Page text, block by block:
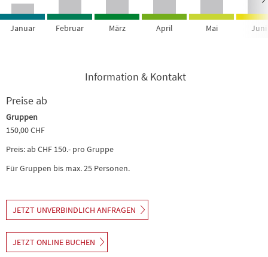
Januar Februar März April Mai Juni
Information & Kontakt
Preise ab
Gruppen
150,00 CHF
Preis: ab CHF 150.- pro Gruppe
Für Gruppen bis max. 25 Personen.
JETZT UNVERBINDLICH ANFRAGEN
JETZT ONLINE BUCHEN